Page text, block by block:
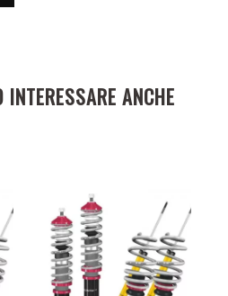
INTERESSARE ANCHE